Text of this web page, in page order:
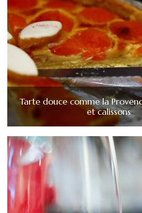
Tarte douce comme la
et calissons